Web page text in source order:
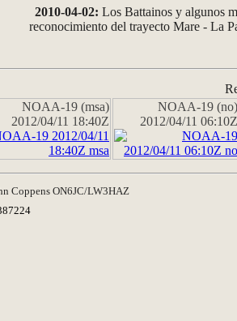
2010-04-02: Los Battainos y algunos
reconocimiento del trayecto Mare - La
NOAA-19 (msa)
2012/04/11 18:40Z
NOAA-19 (no)
2012/04/11 06:10Z
Coppens ON6JC/LW3HAZ